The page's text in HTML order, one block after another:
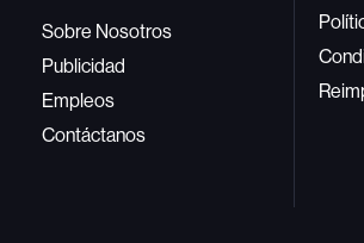
Sobre Nosotros
Publicidad
Empleos
Contáctanos